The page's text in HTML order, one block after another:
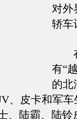
对外
轿车
在
有“
的北
、皮卡和军
、陆霸、陆铃